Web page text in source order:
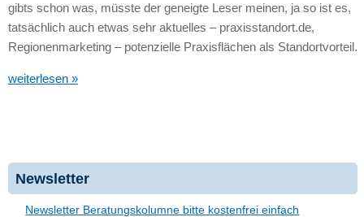
gibts schon was, müsste der geneigte Leser meinen, ja so ist es,
tatsächlich auch etwas sehr aktuelles – praxisstandort.de,
Regionenmarketing – potenzielle Praxisflächen als Standortvorteil.
weiterlesen »
Newsletter
Newsletter Beratungskolumne bitte kostenfrei einfach